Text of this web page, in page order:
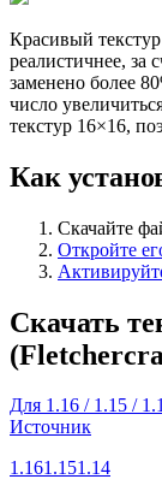
Красивый
реалистичнее, за
заменено более
число
текстур 16×16,
Как
Скачайте
Откройте
Скачать
Для 1.16 / 1.15 /
Источник
1.161.151.14